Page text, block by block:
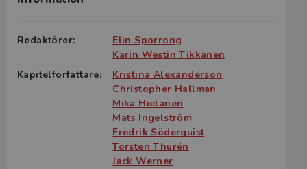
Redaktörer:
Elin Sporrong
Karin Westin Tikkanen
Kapitelförfattare:
Kristina Alexanderson
Christopher Hallman
Mika Hietanen
Mats Ingelström
Fredrik Söderquist
Torsten Thurén
Jack Werner